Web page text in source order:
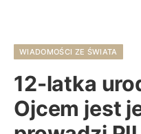
WIADOMOŚCI ZE ŚWIATA
12-latka
Ojcem jest